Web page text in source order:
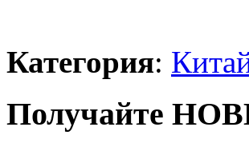
Категория:
Получайте